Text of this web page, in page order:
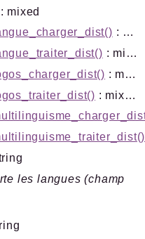
: mixed
: mixed
: mixed
: mixed
: mixed
les langues (champ